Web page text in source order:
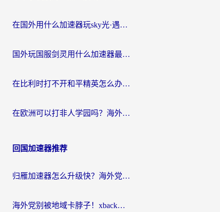
在国外用什么加速器玩sky光·遇？海外玩家国服畅玩终极指南（附魔兽世界狂暴传奇解决方案）
国外玩国服剑灵用什么加速器最好？2026海外玩家亲测指南（附魔兽世界怀旧服精灵之境加速技巧）
在比利时打不开和平精英怎么办？留学生亲测有效的国服游戏加速方案
在欧洲可以打非人学园吗？海外党国服游戏不卡顿的终极指南
回国加速器推荐
归雁加速器怎么升级快？海外党无缝访问国内资源的全攻略（附免费VPN推荐Dcard热门款）
海外党别被地域卡脖子！xback回国加速器选择全攻略，轻松刷剧玩国服